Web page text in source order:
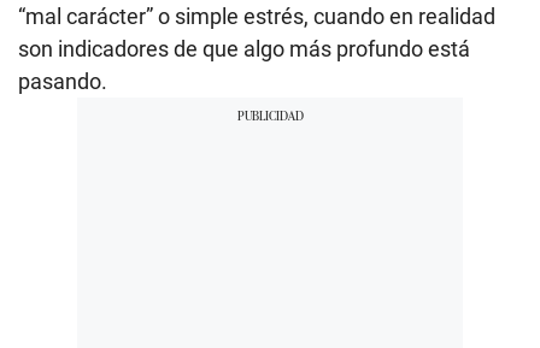
“mal carácter” o simple estrés, cuando en realidad
son indicadores de que algo más profundo está
pasando.